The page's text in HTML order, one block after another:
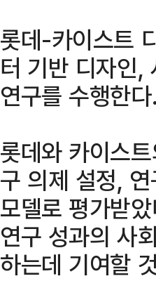
롯데-카이스트
터 기반 디자인,
연구를 수행한다.
롯데와 카이스
구 의제 설정,
모델로 평가받
연구 성과의 사
하는데 기여할